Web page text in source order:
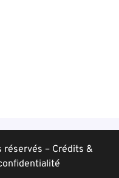
réservés – Crédits &